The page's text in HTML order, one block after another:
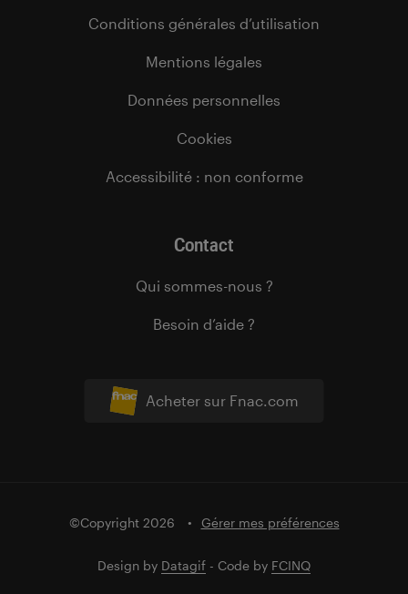
Acheter sur Fnac.com
Conditions générales d’utilisation
Mentions légales
Données personnelles
Cookies
Accessibilité : non conforme
Contact
Qui sommes-nous ?
Besoin d’aide ?
©Copyright 2026 Gérer mes préférences
Design by Datagif - Code by FCINQ